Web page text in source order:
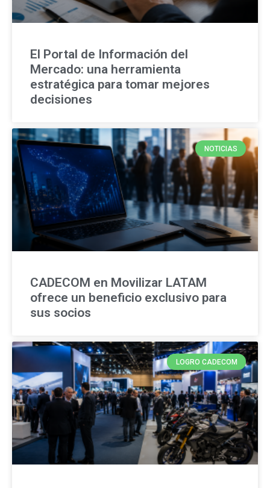
El Portal de Información del
Mercado: una herramienta
estratégica para tomar mejores
decisiones
NOTICIAS
CADECOM en Movilizar LATAM
ofrece un beneficio exclusivo para
sus socios
LOGRO CADECOM